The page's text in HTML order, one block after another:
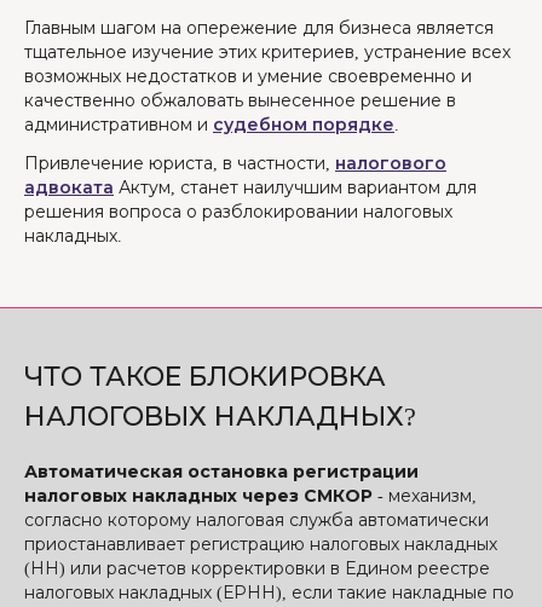
Главным шагом на опережение для бизнеса является
тщательное изучение этих критериев, устранение всех
возможных недостатков и умение своевременно и
качественно обжаловать вынесенное решение в
административном и судебном порядке.
Привлечение юриста, в частности, налогового
адвоката Актум, станет наилучшим вариантом для
решения вопроса о разблокировании налоговых
накладных.
ЧТО ТАКОЕ БЛОКИРОВКА
НАЛОГОВЫХ НАКЛАДНЫХ?
Автоматическая остановка регистрации
налоговых накладных через СМКОР - механизм,
согласно которому налоговая служба автоматически
приостанавливает регистрацию налоговых накладных
(НН) или расчетов корректировки в Едином реестре
налоговых накладных (ЕРНН), если такие накладные по